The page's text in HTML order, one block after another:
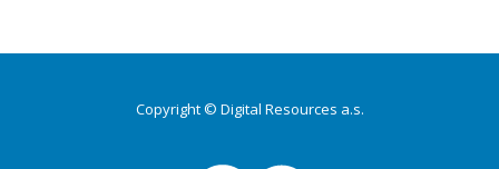
Copyright © Digital Resources a.s.